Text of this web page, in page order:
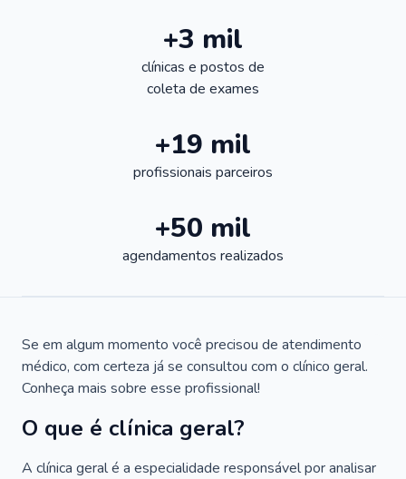
+3 mil
clínicas e postos de
coleta de exames
+19 mil
profissionais parceiros
+50 mil
agendamentos realizados
Se em algum momento você precisou de atendimento
médico, com certeza já se consultou com o clínico geral.
Conheça mais sobre esse profissional!
O que é clínica geral?
A clínica geral é a especialidade responsável por analisar